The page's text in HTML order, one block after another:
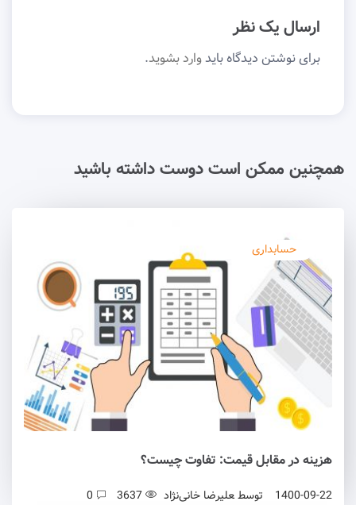
ارسال یک نظر
برای نوشتن دیدگاه بایدوارد بشوید.
همچنین ممکن است دوست داشته باشید
حسابداری
هزینه در مقابل قیمت: تفاوت چیست؟
1400-09-22 توسط علیرضا خانی‌نژاد